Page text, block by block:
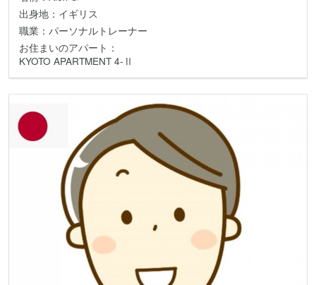
出身地：イギリス
職業：パーソナルトレーナー
お住まいのアパート：
KYOTO APARTMENT 4-Ⅱ